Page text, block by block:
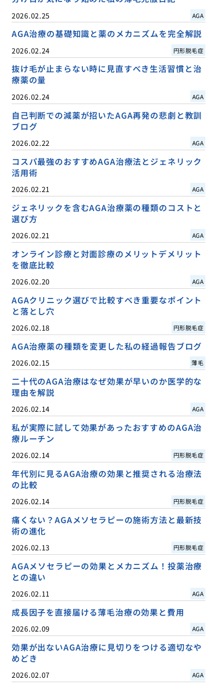
2026.02.25 AGA
AGA治療の基礎知識と薬のメカニズムを完全解説
2026.02.24 円形脱毛症
抜け毛が止まらない時に見直すべき生活習慣と治
療薬の量
2026.02.24 AGA
自己判断での減薬が招いたAGA再発の悲劇と教訓
ブログ
2026.02.22 AGA
コスパ最強のおすすめAGA治療法とジェネリック
活用術
2026.02.21 AGA
ジェネリックを含むAGA治療薬の種類のコストと
選び方
2026.02.21 AGA
オンライン診療と対面診療のメリットデメリット
を徹底比較
2026.02.20 AGA
AGAクリニック選びで比較すべき重要なポイント
と落とし穴
2026.02.18 円形脱毛症
AGA治療薬の種類を変更した私の経過報告ブログ
2026.02.15 薄毛
二十代のAGA治療はなぜ効果が早いのか医学的な
理由を解説
2026.02.14 AGA
私が実際に試して効果があったおすすめのAGA治
療ルーチン
2026.02.14 円形脱毛症
年代別に見るAGA治療の効果と推奨される治療法
の比較
2026.02.14 円形脱毛症
痛くない？AGAメソセラピーの施術方法と最新技
術の進化
2026.02.13 円形脱毛症
AGAメソセラピーの効果とメカニズム！投薬治療
との違い
2026.02.11 AGA
成長因子を直接届ける薄毛治療の効果と費用
2026.02.09 AGA
効果が出ないAGA治療に見切りをつける適切なや
めどき
2026.02.07 AGA